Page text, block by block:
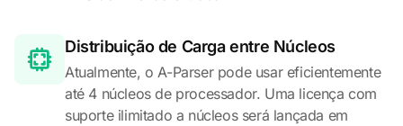
Distribuição de Carga entre Núcleos
Atualmente, o A-Parser pode usar eficientemente
até 4 núcleos de processador. Uma licença com
suporte ilimitado a núcleos será lançada em